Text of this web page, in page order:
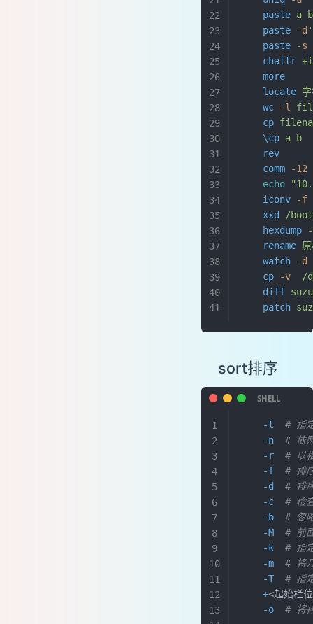
用户
恢复密码
特殊权限
脚本
正则表达式
流程结构
变量
test判断
运算符
数学运算
grep
seq
trap
awk
sed
xargs
select菜单
实例
从1叠加到100
判断参数是否为空-空退出并打印null
找出出现次数最多
判断脚本参数是否正确
正则匹配邮箱
    paste
a b
    paste
-d
    paste
-s
    chattr
+i
    more
    locate
    wc
-l
    cp
    \cp
a b
    rev
    comm
-12
    echo
    iconv
-f
    xxd
/
    hexdump
-
    rename
    watch
-d
    cp
-v
/
    diff
    patch
sort排序
    -t
# 指
    -n
# 依
    -r
# 以
    -f
# 排
    -d
# 排
    -c
# 检
    -b
# 忽
    -M
# 前
    -k
# 指
    -m
# 将
    -T
# 指
    +
<起始栏
    -o
# 将